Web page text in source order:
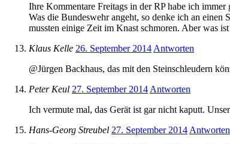
Ihre Kommentare Freitags in der RP habe ich immer
Was die Bundeswehr angeht, so denke ich an
mussten einige Zeit im Knast schmoren. Aber was
Klaus Kelle 26. September 2014 Antworten
@Jürgen Backhaus, das mit den Steinschleudern
Peter Keul 27. September 2014 Antworten
Ich vermute mal, das Gerät ist gar nicht kaputt.
Hans-Georg Streubel 27. September 2014 Antworten